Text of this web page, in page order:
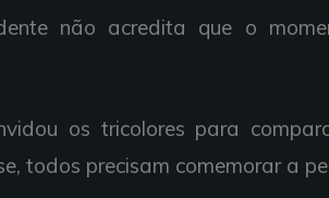
não acredita que o
os tricolores para
todos precisam comemorar a